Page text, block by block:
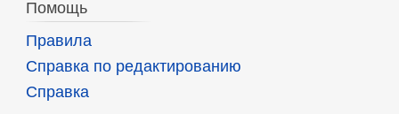
Помощь
Правила
Справка по редактированию
Справка